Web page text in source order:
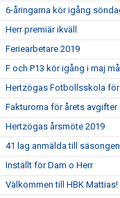
6-åringarna kör igång
Herr premiär ikväll
Feriearbetare 2019
F och P13 kör igång i maj
Hertzögas Fotbollsskola för
Fakturorna för årets avgifter
Hertzögas årsmöte 2019
41 lag anmälda till
Inställt för Dam o Herr
Välkommen till HBK Mattias!